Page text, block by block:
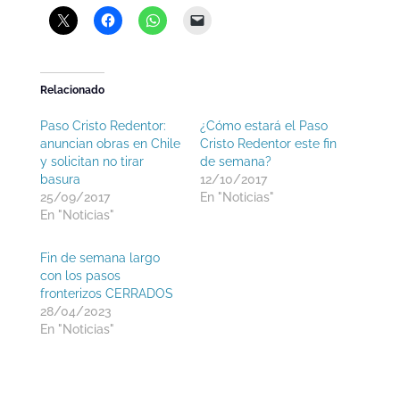
Relacionado
Paso Cristo Redentor:
anuncian obras en Chile
y solicitan no tirar
basura
25/09/2017
En "Noticias"
¿Cómo estará el Paso
Cristo Redentor este fin
de semana?
12/10/2017
En "Noticias"
Fin de semana largo
con los pasos
fronterizos CERRADOS
28/04/2023
En "Noticias"